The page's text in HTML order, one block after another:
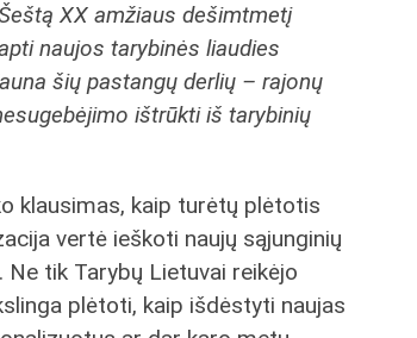
XX amžiaus dešimtmetį
naujos tarybinės liaudies
šių pastangų derlių – rajonų
ištrūkti iš tarybinių
klausimas, kaip turėtų plėtotis
vertė ieškoti naujų sąjunginių
tik Tarybų Lietuvai reikėjo
plėtoti, kaip išdėstyti naujas